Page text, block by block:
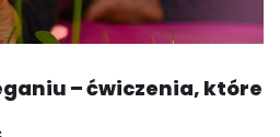
– ćwiczenia, które